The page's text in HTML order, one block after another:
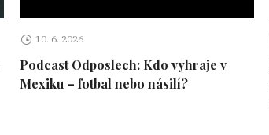
10. 6. 2026
Podcast Odposlech: Kdo vyhraje v
Mexiku – fotbal nebo násilí?